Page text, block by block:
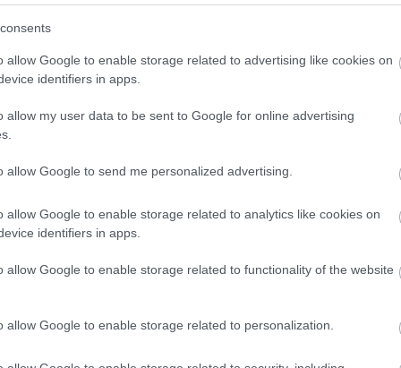
allow Google to enable storage related to advertising like cookies on
identifiers in apps.
allow my user data to be sent to Google for online advertising
allow Google to send me personalized advertising.
allow Google to enable storage related to analytics like cookies on
identifiers in apps.
allow Google to enable storage related to functionality of the website
allow Google to enable storage related to personalization.
Pohjonen.
Peloton Ski Marathonista. Palautteen
pari hyvin hiihdettävää loivaa nousua ja
että kuntoilijoiden ei missään nimessä
halusivat erottua muista juoksutapahtumista.
pilvin pimein. Me haluamme tarjota
ja se sisältää tavallista enemmän nousuja,
työtä ja siihen on haluttu myös panostaa.
Birkebeinerrittetistä ja Ruotsin
pysyy matalana. Olemme ajaneet
palautteen pohjalta. Nyt reitti muodostuu